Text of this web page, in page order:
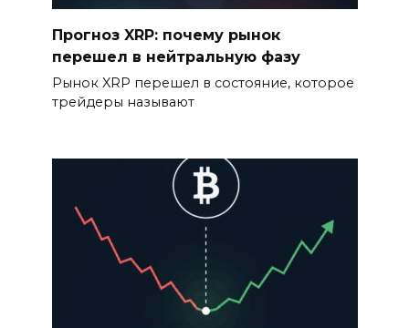
Прогноз XRP: почему рынок
перешел в нейтральную фазу
Рынок XRP перешел в состояние, которое
трейдеры называют